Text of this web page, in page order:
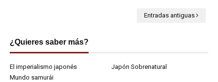
Entradas antiguas
¿Quieres saber más?
El imperialismo japonés
Japón Sobrenatural
Mundo samurái